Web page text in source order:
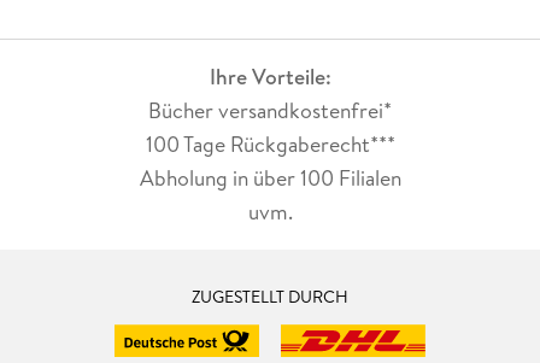
Ihre Vorteile:
Bücher versandkostenfrei*
100 Tage Rückgaberecht***
Abholung in über 100 Filialen
uvm.
ZUGESTELLT DURCH